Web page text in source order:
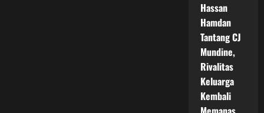
Hassan
Hamdan
Tantang CJ
Mundine,
Rivalitas
Keluarga
Kembali